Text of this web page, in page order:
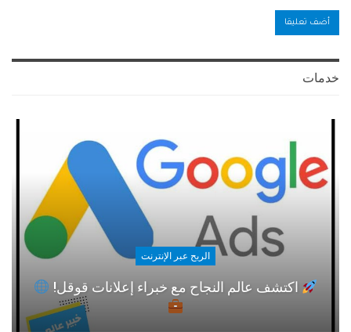
خدمات
الربح عبر الإنترنت
اكتشف عالم النجاح مع خبراء إعلانات قوقل!